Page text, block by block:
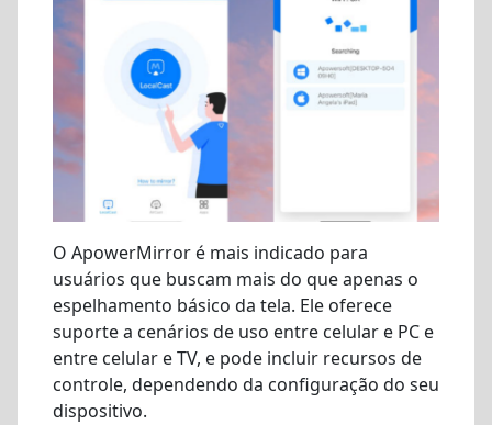
O ApowerMirror é mais indicado para
usuários que buscam mais do que apenas o
espelhamento básico da tela. Ele oferece
suporte a cenários de uso entre celular e PC e
entre celular e TV, e pode incluir recursos de
controle, dependendo da configuração do seu
dispositivo.